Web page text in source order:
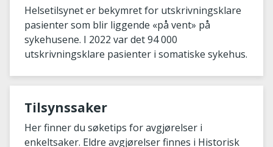
Helsetilsynet er bekymret for utskrivningsklare
pasienter som blir liggende «på vent» på
sykehusene. I 2022 var det 94 000
utskrivningsklare pasienter i somatiske sykehus.
Tilsynssaker
Her finner du søketips for avgjørelser i
enkeltsaker. Eldre avgjørelser finnes i Historisk